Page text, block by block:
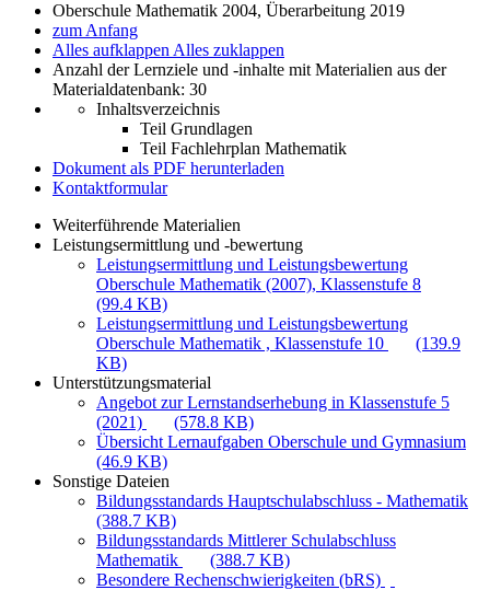
Oberschule Mathematik 2004, Überarbeitung 2019
zum Anfang
Alles aufklappen Alles zuklappen
Anzahl der Lernziele und -inhalte mit Materialien aus der
Materialdatenbank: 30
Inhaltsverzeichnis
Teil Grundlagen
Teil Fachlehrplan Mathematik
Dokument als PDF herunterladen
Kontaktformular
Weiterführende Materialien
Leistungsermittlung und -bewertung
Leistungsermittlung und Leistungsbewertung
Oberschule Mathematik (2007), Klassenstufe 8
(99.4 KB)
Leistungsermittlung und Leistungsbewertung
Oberschule Mathematik , Klassenstufe 10
(139.9
KB)
Unterstützungsmaterial
Angebot zur Lernstandserhebung in Klassenstufe 5
(2021)
(578.8 KB)
Übersicht Lernaufgaben Oberschule und Gymnasium
(46.9 KB)
Sonstige Dateien
Bildungsstandards Hauptschulabschluss - Mathematik
(388.7 KB)
Bildungsstandards Mittlerer Schulabschluss
Mathematik
(388.7 KB)
Besondere Rechenschwierigkeiten (bRS)